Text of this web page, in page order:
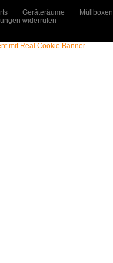
Geräteräume Müllboxen
widerrufen
mit Real Cookie Banner